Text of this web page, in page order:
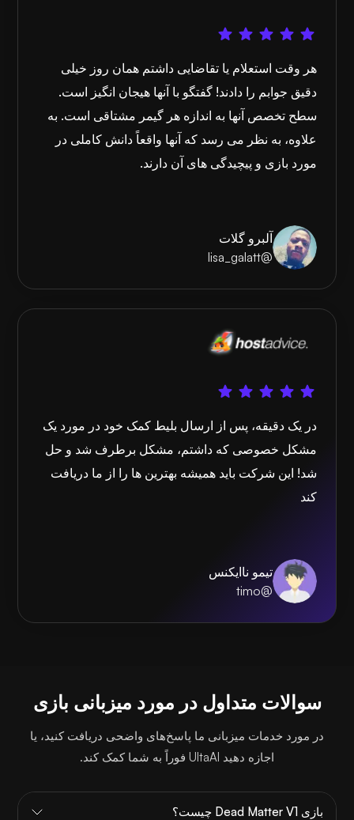
هر وقت استعلام یا تقاضایی داشتم همان روز خیلی
دقیق جوابم را دادند! گفتگو با آنها هیجان انگیز است.
سطح تخصص آنها به اندازه هر گیمر مشتاقی است. به
علاوه، به نظر می رسد که آنها واقعاً دانش کاملی در
مورد بازی و پیچیدگی های آن دارند.
آلبرو گلات
@lisa_galatt
در یک دقیقه، پس از ارسال بلیط کمک خود در مورد یک
مشکل خصوصی که داشتم، مشکل برطرف شد و حل
شد! این شرکت باید همیشه بهترین ها را از ما دریافت
کند
تیمو ناایکنس
@timo
سوالات متداول در مورد میزبانی بازی
در مورد خدمات میزبانی ما پاسخ‌های واضحی دریافت کنید، یا
اجازه دهید UltaAI فوراً به شما کمک کند.
بازی Dead Matter V1 چیست؟